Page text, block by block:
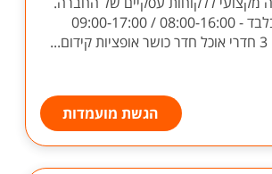
משמרות בוקר בלבד - 08:00-16:00 / 09:00-17:00
הגשת מועמדות